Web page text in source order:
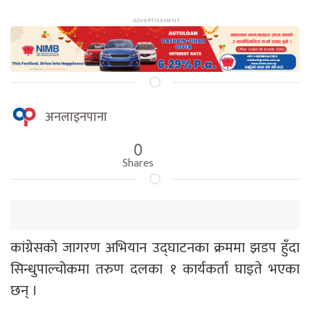
अनलाइनपाना
0
Shares
कांग्रेसको जागरण अभियान उद्घाटनका क्रममा झडप हुँदा
सिन्धुपाल्चोकमा तरुण दलका १ कार्यकर्ता घाइते भएका
छन् ।